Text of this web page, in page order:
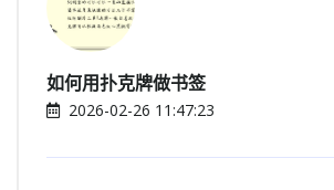
如何用扑克牌做书签
2026-02-26 11:47:23